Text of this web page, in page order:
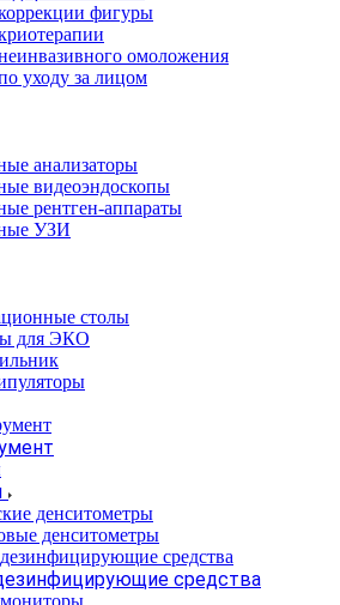
фигуры
омоложения
уходу за лицом
анализаторы
видеоэндоскопы
рентген-аппараты
УЗИ
столы
для ЭКО
денситометры
денситометры
средства